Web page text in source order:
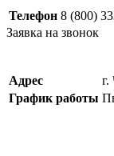
Телефон 8 (800)
Заявка на звонок
Адрес
г.
График работы